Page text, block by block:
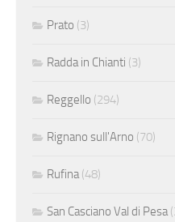
Prato (3)
Radda in Chianti (3)
Reggello (294)
Rignano sull'Arno (70)
Rufina(48)
San Casciano Val di Pesa